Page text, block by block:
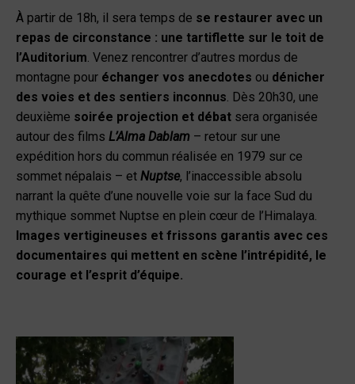
À partir de 18h, il sera temps de se restaurer avec un
repas de circonstance : une tartiflette sur le toit de
l’Auditorium. Venez rencontrer d’autres mordus de
montagne pour échanger vos anecdotes ou dénicher
des voies et des sentiers inconnus. Dès 20h30, une
deuxième soirée projection et débat sera organisée
autour des films L’Alma Dablam – retour sur une
expédition hors du commun réalisée en 1979 sur ce
sommet népalais – et Nuptse, l’inaccessible absolu
narrant la quête d’une nouvelle voie sur la face Sud du
mythique sommet Nuptse en plein cœur de l’Himalaya.
Images vertigineuses et frissons garantis avec ces
documentaires qui mettent en scène l’intrépidité, le
courage et l’esprit d’équipe.